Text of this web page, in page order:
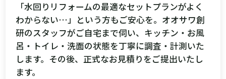
「水回りリフォームの最適なセットプランがよく
わからない…」という方もご安心を。オオサワ創
研のスタッフがご自宅まで伺い、キッチン・お風
呂・トイレ・洗面の状態を丁寧に調査・計測いた
します。その後、正式なお見積りをご提出いたし
ます。